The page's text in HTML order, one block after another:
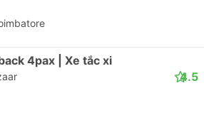
4pax | Xe tắc xi
4.5